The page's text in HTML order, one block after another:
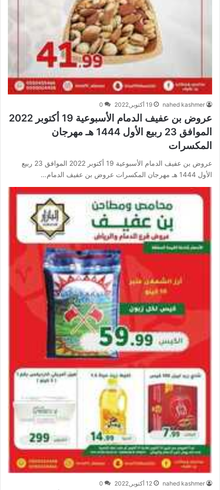
nahed kashmer 19 أكتوبر,2022 0
عروض بن عفيف الدمام الأسبوعية 19 أكتوبر 2022
الموافق 23 ربيع الأول 1444 هـ مهرجان
المكسرات
عروض بن عفيف الدمام الأسبوعية 19 أكتوبر 2022 الموافق 23 ربيع
الأول 1444 هـ مهرجان المكسرات عروض بن عفيف الدمام…
nahed kashmer 12 أكتوبر,2022 0